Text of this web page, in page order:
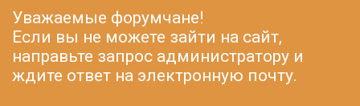
Уважаемые форумчане!
Если вы не можете зайти на сайт,
направьте запрос администратору и
ждите ответ на электронную почту.